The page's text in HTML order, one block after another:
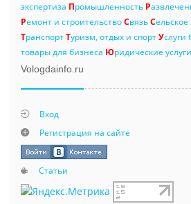
экспертиза Промышленность Р
Ремонт и строительствоСвязьСельское
ТранспортТуризм, отдых и спортУслуги
товары для бизнеса Юридические услуги
Vologdainfo.ru
Вход
Регистрация на сайте
Статьи